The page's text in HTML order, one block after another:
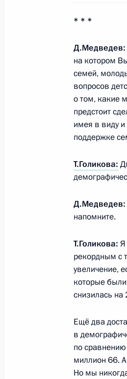
18 июля
Рабочая
18 июля 2011
15 июля
теплохода
15 июля 2011
14 июля
* * *
Д.Медведев:
на котором
семей,
вопросов
о том, какие
предстоит
имея в виду
поддержке
Т.Голикова:
Д.Медведев:
напомните.
Т.Голикова: Я
рекордным с
увеличение,
которые
снизилась на
Ещё два
в
по
миллион 66.
Но мы